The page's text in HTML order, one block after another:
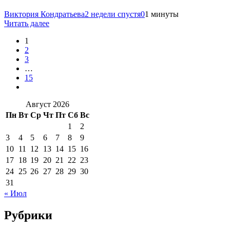
Виктория Кондратьева2 недели спустя01 минуты
Читать далее
1
2
3
…
15
Август 2026
Пн Вт Ср Чт Пт Сб Вс
1
2
3
4 5 6 7 8
9
10 11 12 13 14 15 16
17 18 19 20 21 22 23
24 25 26 27 28 29 30
31
« Июл
Рубрики